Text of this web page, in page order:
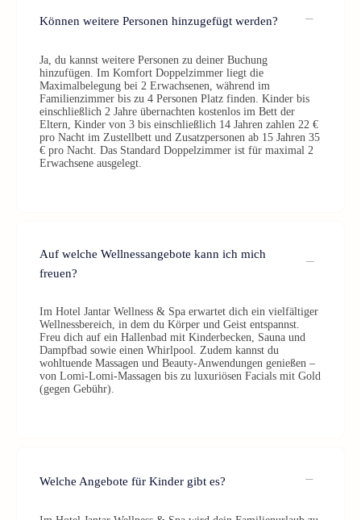
Können weitere Personen hinzugefügt werden?
Ja, du kannst weitere Personen zu deiner Buchung
hinzufügen. Im Komfort Doppelzimmer liegt die
Maximalbelegung bei 2 Erwachsenen, während im
Familienzimmer bis zu 4 Personen Platz finden. Kinder bis
einschließlich 2 Jahre übernachten kostenlos im Bett der
Eltern, Kinder von 3 bis einschließlich 14 Jahren zahlen 22 €
pro Nacht im Zustellbett und Zusatzpersonen ab 15 Jahren 35
€ pro Nacht. Das Standard Doppelzimmer ist für maximal 2
Erwachsene ausgelegt.
Auf welche Wellnessangebote kann ich mich
freuen?
Im Hotel Jantar Wellness & Spa erwartet dich ein vielfältiger
Wellnessbereich, in dem du Körper und Geist entspannst.
Freu dich auf ein Hallenbad mit Kinderbecken, Sauna und
Dampfbad sowie einen Whirlpool. Zudem kannst du
wohltuende Massagen und Beauty-Anwendungen genießen –
von Lomi-Lomi-Massagen bis zu luxuriösen Facials mit Gold
(gegen Gebühr).
Welche Angebote für Kinder gibt es?